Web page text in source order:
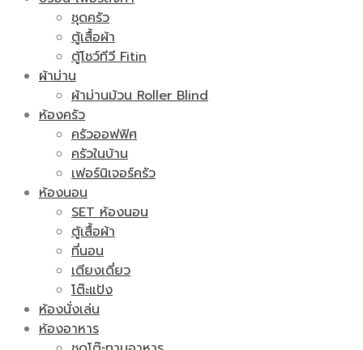
ชุดครัว
ตู้เสื้อผ้า
ตู้โชว์ทีวี Fitin
ผ้าม่าน
ผ้าม่านม้วน Roller Blind
ห้องครัว
ครัวออฟฟิศ
ครัวในบ้าน
เฟอร์นิเจอร์ครัว
ห้องนอน
SET ห้องนอน
ตู้เสื้อผ้า
ที่นอน
เตียงเดี่ยว
โต๊ะแป้ง
ห้องนั่งเล่น
ห้องอาหาร